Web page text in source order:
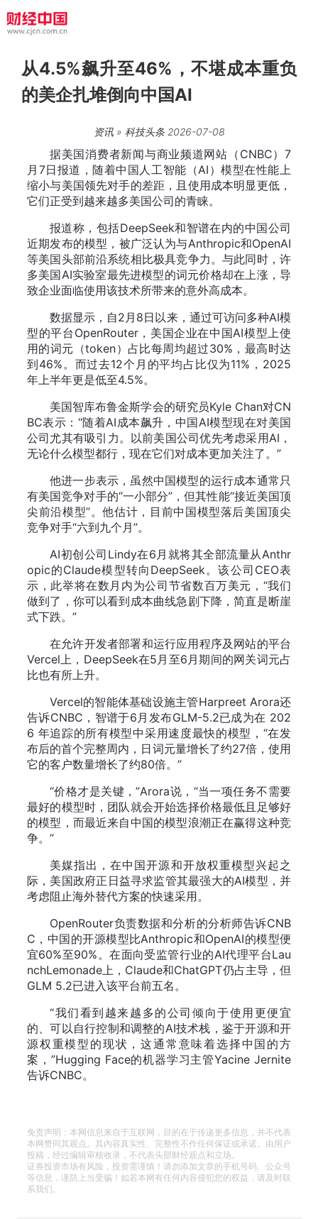
从4.5%飙升至46%，不堪成本重负
的美企扎堆倒向中国AI
资讯» 科技头条2026-07-08
据美国消费者新闻与商业频道网站（CNBC）7
月7日报道，随着中国人工智能（AI）模型在性能上
缩小与美国领先对手的差距，且使用成本明显更低，
它们正受到越来越多美国公司的青睐。
报道称，包括DeepSeek和智谱在内的中国公司
近期发布的模型，被广泛认为与Anthropic和OpenAI
等美国头部前沿系统相比极具竞争力。与此同时，许
多美国AI实验室最先进模型的词元价格却在上涨，导
致企业面临使用该技术所带来的意外高成本。
数据显示，自2月8日以来，通过可访问多种AI模
型的平台OpenRouter，美国企业在中国AI模型上使
用的词元（token）占比每周均超过30%，最高时达
到46%。而过去12个月的平均占比仅为11%，2025
年上半年更是低至4.5%。
美国智库布鲁金斯学会的研究员Kyle Chan对CN
BC表示：“随着AI成本飙升，中国AI模型现在对美国
公司尤其有吸引力。以前美国公司优先考虑采用AI，
无论什么模型都行，现在它们对成本更加关注了。”
他进一步表示，虽然中国模型的运行成本通常只
有美国竞争对手的“一小部分”，但其性能“接近美国顶
尖前沿模型”。他估计，目前中国模型落后美国顶尖
竞争对手“六到九个月”。
AI初创公司Lindy在6月就将其全部流量从Anthr
opic的Claude模型转向DeepSeek。该公司CEO表
示，此举将在数月内为公司节省数百万美元，“我们
做到了，你可以看到成本曲线急剧下降，简直是断崖
式下跌。”
在允许开发者部署和运行应用程序及网站的平台
Vercel上，DeepSeek在5月至6月期间的网关词元占
比也有所上升。
Vercel的智能体基础设施主管Harpreet Arora还
告诉CNBC，智谱于6月发布GLM-5.2已成为在 202
6 年追踪的所有模型中采用速度最快的模型，“在发
布后的首个完整周内，日词元量增长了约27倍，使用
它的客户数量增长了约80倍。”
“价格才是关键，”Arora说，“当一项任务不需要
最好的模型时，团队就会开始选择价格最低且足够好
的模型，而最近来自中国的模型浪潮正在赢得这种竞
争。”
美媒指出，在中国开源和开放权重模型兴起之
际，美国政府正日益寻求监管其最强大的AI模型，并
考虑阻止海外替代方案的快速采用。
OpenRouter负责数据和分析的分析师告诉CNB
C，中国的开源模型比Anthropic和OpenAI的模型便
宜60%至90%。在面向受监管行业的AI代理平台Lau
nchLemonade上，Claude和ChatGPT仍占主导，但
GLM 5.2已进入该平台前五名。
“我们看到越来越多的公司倾向于使用更便宜
的、可以自行控制和调整的AI技术栈，鉴于开源和开
源权重模型的现状，这通常意味着选择中国的方
案，”Hugging Face的机器学习主管Yacine Jernite
告诉CNBC。
免责声明：本网信息来自于互联网，目的在于传递更多信息，并不代表
本网赞同其观点。其内容真实性、完整性不作任何保证或承诺。由用户
投稿，经过编辑审核收录，不代表头部财经观点和立场。
证券投资市场有风险，投资需谨慎！请勿添加文章的手机号码、公众号
等信息，谨防上当受骗！如若本网有任何内容侵犯您的权益，请及时联
系我们。